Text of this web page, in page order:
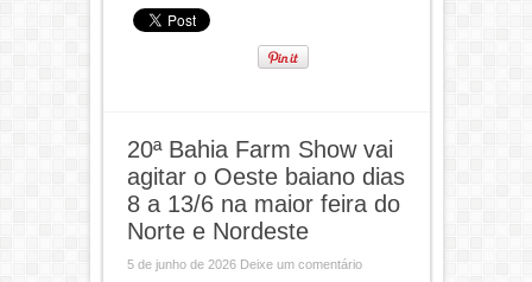
20ª Bahia Farm Show vai
agitar o Oeste baiano dias
8 a 13/6 na maior feira do
Norte e Nordeste
5 de junho de 2026 Deixe um comentário